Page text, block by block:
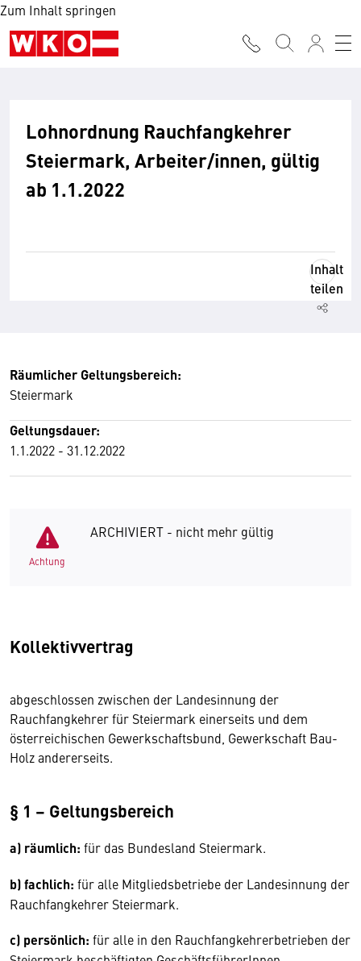
Zum Inhalt springen
Lohnordnung Rauchfangkehrer
Steiermark, Arbeiter/innen, gültig
ab 1.1.2022
Inhalt
teilen
Räumlicher Geltungsbereich:
Steiermark
Geltungsdauer:
1.1.2022 - 31.12.2022
Achtung
ARCHIVIERT - nicht mehr gültig
Kollektivvertrag
abgeschlossen zwischen der Landesinnung der
Rauchfangkehrer für Steiermark einerseits und dem
österreichischen Gewerkschaftsbund, Gewerkschaft Bau-
Holz andererseits.
§ 1 – Geltungsbereich
a) räumlich: für das Bundesland Steiermark.
b) fachlich: für alle Mitgliedsbetriebe der Landesinnung der
Rauchfangkehrer Steiermark.
c) persönlich: für alle in den Rauchfangkehrerbetrieben der